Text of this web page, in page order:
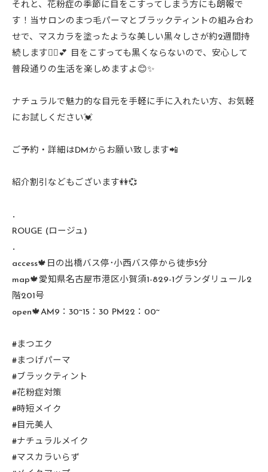
それと、花粉症の季節に目をこすってしまう方にも朗報で
す！当サロンのまつ毛パーマとブラックティントの組み合わ
せで、マスカラを塗ったような美しい黒々しさが約2週間持
続します💁‍♀️💕 目をこすっても黒くならないので、安心して
普段通りの生活を楽しめますよ😊✨
ナチュラルで魅力的な目元を手軽に手に入れたい方、お気軽
にお試しください💓
ご予約・詳細はDMからお願い致します📲
紹介割引などもございます👭💞
．
ROUGE (ロージュ)
．
access🍁日の出橋バス停･小西バス停から徒歩5分
map🍁愛知県名古屋市港区小賀須1-829-1グランダリュール2
階201号
open🍁AM9：30~15：30 PM22：00~
#まつエク
#まつげパーマ
#ブラックティント
#花粉症対策
#時短メイク
#目元美人
#ナチュラルメイク
#マスカラいらず